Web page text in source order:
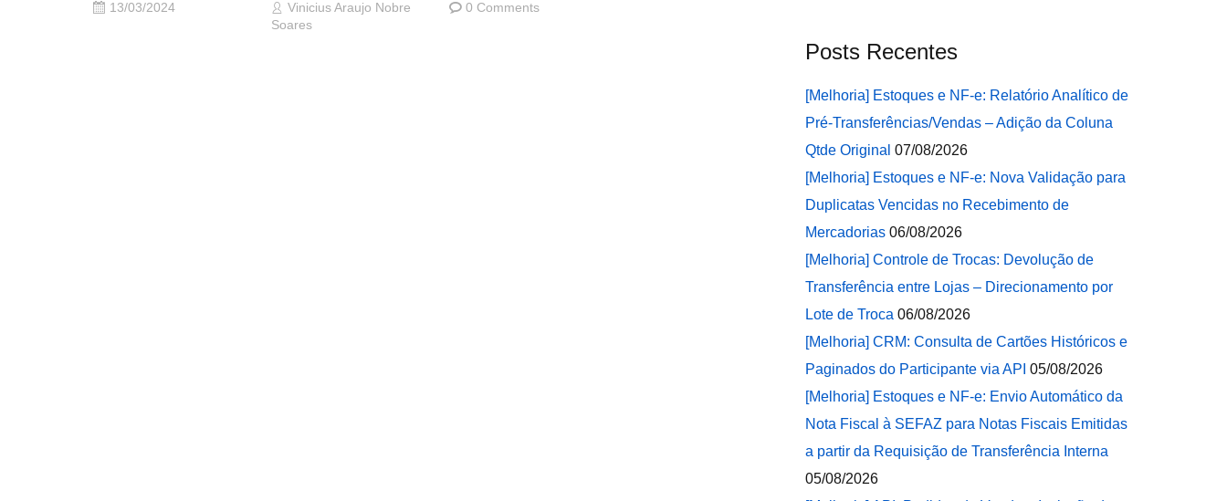
13/03/2024
Vinicius Araujo Nobre
Soares
0 Comments
Posts Recentes
[Melhoria] Estoques e NF-e: Relatório Analítico de
Pré-Transferências/Vendas – Adição da Coluna
Qtde Original 07/08/2026
[Melhoria] Estoques e NF-e: Nova Validação para
Duplicatas Vencidas no Recebimento de
Mercadorias 06/08/2026
[Melhoria] Controle de Trocas: Devolução de
Transferência entre Lojas – Direcionamento por
Lote de Troca 06/08/2026
[Melhoria] CRM: Consulta de Cartões Históricos e
Paginados do Participante via API 05/08/2026
[Melhoria] Estoques e NF-e: Envio Automático da
Nota Fiscal à SEFAZ para Notas Fiscais Emitidas
a partir da Requisição de Transferência Interna
05/08/2026